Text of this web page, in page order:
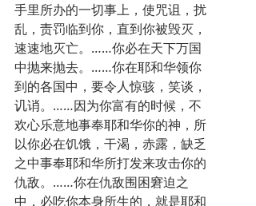
手里所办的一切事上，使咒诅，扰
乱，责罚临到你，直到你被毁灭，
速速地灭亡。……你必在天下万国
中抛来抛去。……你在耶和华领你
到的各国中，要令人惊骇，笑谈，
讥诮。……因为你富有的时候，不
欢心乐意地事奉耶和华你的神，所
以你必在饥饿，干渴，赤露，缺乏
之中事奉耶和华所打发来攻击你的
仇敌。……你在仇敌围困窘迫之
中，必吃你本身所生的，就是耶和